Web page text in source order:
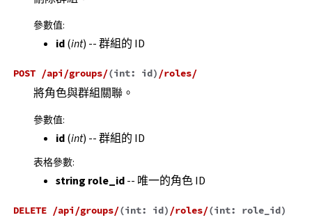
參數值:
id(int) -- 群組的 ID
POST /api/groups/(int: id) /roles/
將角色與群組關聯。
參數值:
id(int) -- 群組的 ID
表格參數:
string role_id-- 唯一的角色 ID
DELETE /api/groups/(int: id) /roles/(int: role_id)